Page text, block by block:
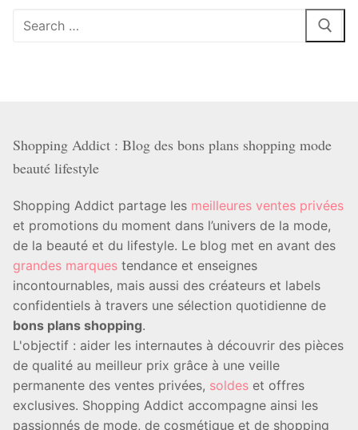
Rechercher
Shopping Addict : Blog des bons plans shopping mode
beauté lifestyle
Shopping Addict partage les meilleures ventes privées
et promotions du moment dans l’univers de la mode,
de la beauté et du lifestyle. Le blog met en avant des
grandes marques tendance et enseignes
incontournables, mais aussi des créateurs et labels
confidentiels à travers une sélection quotidienne de
bons plans shopping.
L'objectif : aider les internautes à découvrir des pièces
de qualité au meilleur prix grâce à une veille
permanente des ventes privées, soldes et offres
exclusives. Shopping Addict accompagne ainsi les
passionnés de mode, de cosmétique et de shopping